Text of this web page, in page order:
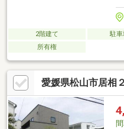
2階建て 駐車
所有権
愛媛県松山市居相